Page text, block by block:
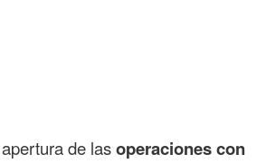
de lasoperaciones con